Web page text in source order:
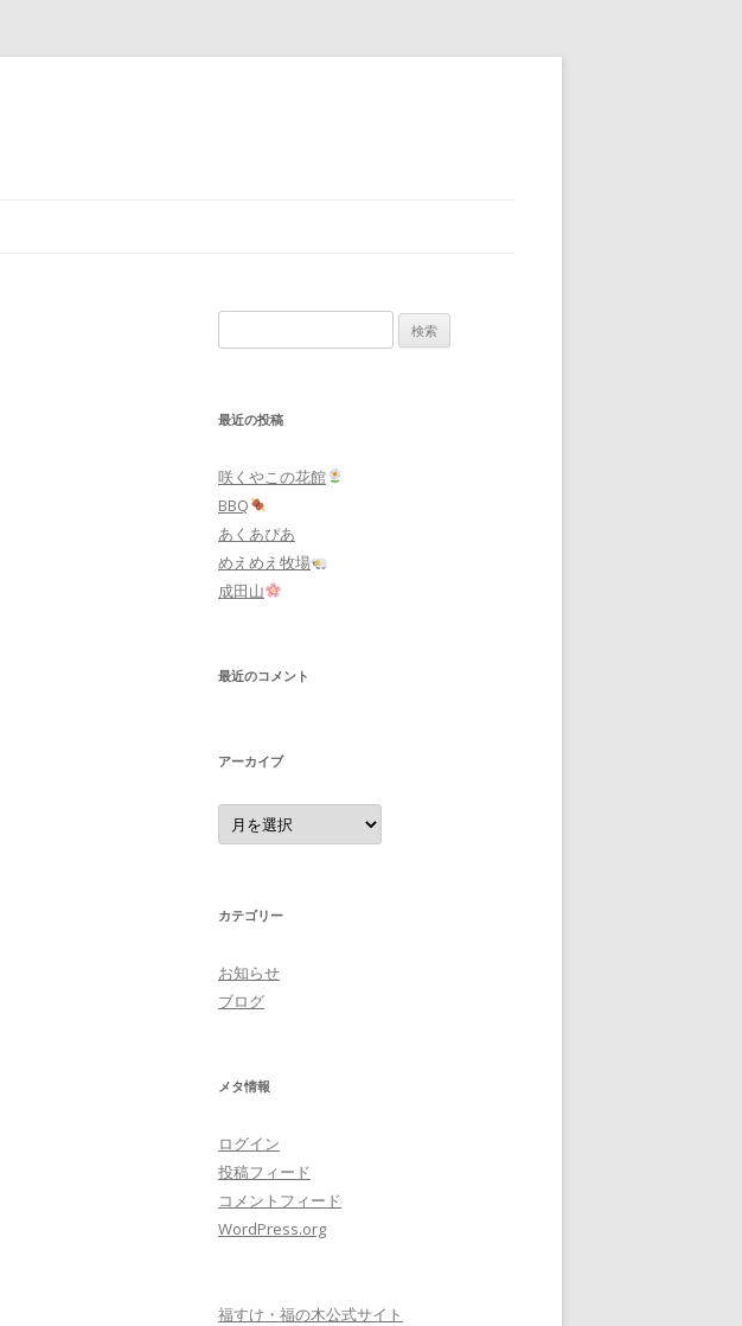
索:
最近の投稿
咲くやこの花館
BBQ
あくあぴあ
めえめえ牧場
成田山
最近のコメント
アーカイブ
ア
ー
カ
カテゴリー
お知らせ
ブログ
メタ情報
ログイン
投稿フィード
コメントフィード
WordPress.org
福すけ・福の木公式サイト